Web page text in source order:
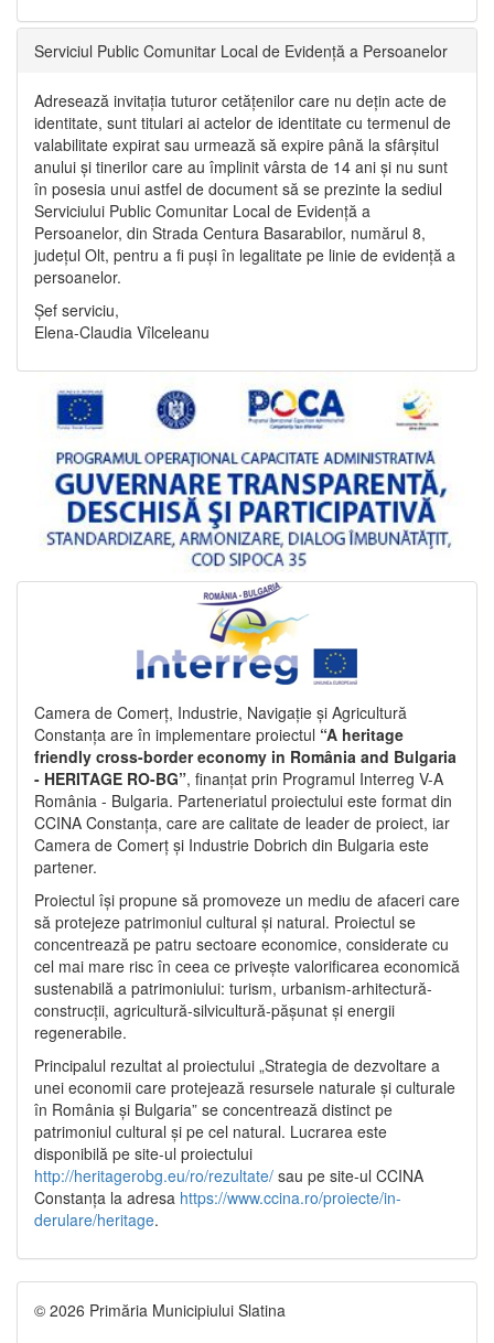
Serviciul Public Comunitar Local de Evidență a Persoanelor
Adresează invitația tuturor cetățenilor care nu dețin acte de
identitate, sunt titulari ai actelor de identitate cu termenul de
valabilitate expirat sau urmează să expire până la sfârșitul
anului și tinerilor care au împlinit vârsta de 14 ani și nu sunt
în posesia unui astfel de document să se prezinte la sediul
Serviciului Public Comunitar Local de Evidență a
Persoanelor, din Strada Centura Basarabilor, numărul 8,
județul Olt, pentru a fi puși în legalitate pe linie de evidență a
persoanelor.
Șef serviciu,
Elena-Claudia Vîlceleanu
Camera de Comerț, Industrie, Navigație și Agricultură
Constanța are în implementare proiectul “A heritage
friendly cross-border economy in România and Bulgaria
- HERITAGE RO-BG”, finanțat prin Programul Interreg V-A
România - Bulgaria. Parteneriatul proiectului este format din
CCINA Constanța, care are calitate de leader de proiect, iar
Camera de Comerț și Industrie Dobrich din Bulgaria este
partener.
Proiectul își propune să promoveze un mediu de afaceri care
să protejeze patrimoniul cultural și natural. Proiectul se
concentrează pe patru sectoare economice, considerate cu
cel mai mare risc în ceea ce privește valorificarea economică
sustenabilă a patrimoniului: turism, urbanism-arhitectură-
construcții, agricultură-silvicultură-pășunat și energii
regenerabile.
Principalul rezultat al proiectului „Strategia de dezvoltare a
unei economii care protejează resursele naturale și culturale
în România și Bulgaria” se concentrează distinct pe
patrimoniul cultural și pe cel natural. Lucrarea este
disponibilă pe site-ul proiectului
http://heritagerobg.eu/ro/rezultate/ sau pe site-ul CCINA
Constanța la adresa https://www.ccina.ro/proiecte/in-
derulare/heritage.
© 2026 Primăria Municipiului Slatina